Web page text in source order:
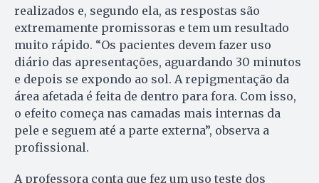
realizados e, segundo ela, as respostas são
extremamente promissoras e tem um resultado
muito rápido. “Os pacientes devem fazer uso
diário das apresentações, aguardando 30 minutos
e depois se expondo ao sol. A repigmentação da
área afetada é feita de dentro para fora. Com isso,
o efeito começa nas camadas mais internas da
pele e seguem até a parte externa”, observa a
profissional.
A professora conta que fez um uso teste dos